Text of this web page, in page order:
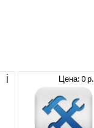
Цена: 0 р.